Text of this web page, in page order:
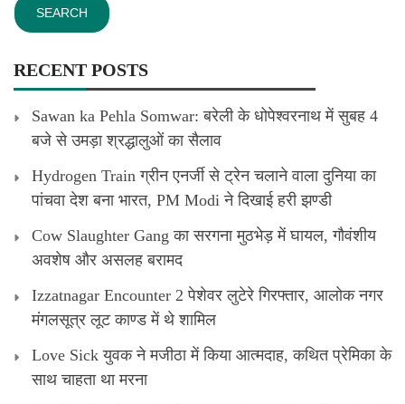
RECENT POSTS
Sawan ka Pehla Somwar: बरेली के धोपेश्वरनाथ में सुबह 4
बजे से उमड़ा श्रद्धालुओं का सैलाव
Hydrogen Train ग्रीन एनर्जी से ट्रेन चलाने वाला दुनिया का
पांचवा देश बना भारत, PM Modi ने दिखाई हरी झण्डी
Cow Slaughter Gang का सरगना मुठभेड़ में घायल, गौवंशीय
अवशेष और असलह बरामद
Izzatnagar Encounter 2 पेशेवर लुटेरे गिरफ्तार, आलोक नगर
मंगलसूत्र लूट काण्‍ड में थे शामिल
Love Sick युवक ने मजीठा में किया आत्मदाह, कथित प्रेमिका के
साथ चाहता था मरना